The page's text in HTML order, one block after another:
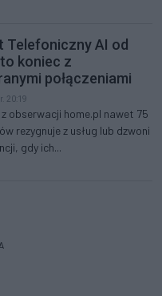
Telefoniczny AI od
koniec z
połączeniami
20:19
obserwacji home.pl nawet 75
rezygnuje z usług lub dzwoni
gdy ich...